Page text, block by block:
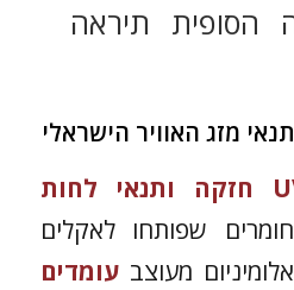
הסופית תיראה
מזג האוויר הישראלי
קרינת UV חזקה ותנאי לחות
שפותחו לאקלים
מעוצבעומדים